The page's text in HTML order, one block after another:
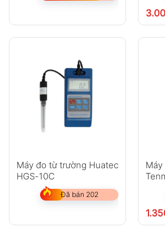
Máy đo từ trường Huatec
HGS-10C
Đã bán 202